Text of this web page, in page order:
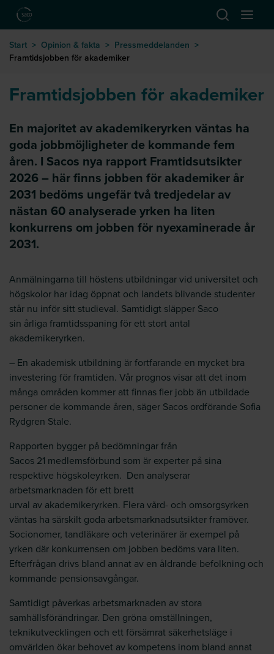
Hoppa till huvudinnehåll Öppna
Start > Opinion & fakta > Pressmeddelanden >
Framtidsjobben för akademiker
Framtidsjobben för akademiker
En majoritet av akademikeryrken väntas ha
goda jobbmöjligheter de kommande fem
åren. I Sacos nya rapport Framtidsutsikter
2026 – här finns jobben för akademiker år
2031 bedöms ungefär två tredjedelar av
nästan 60 analyserade yrken ha liten
konkurrens om jobben för nyexaminerade år
2031.
Anmälningarna till höstens utbildningar vid universitet och
högskolor har idag öppnat och landets blivande studenter
står nu inför sitt studieval. Samtidigt släpper Saco
sin årliga framtidsspaning för ett stort antal
akademikeryrken.
– En akademisk utbildning är fortfarande en mycket bra
investering för framtiden. Vår prognos visar att det inom
många områden kommer att finnas fler jobb än utbildade
personer de kommande åren, säger Sacos ordförande Sofia
Rydgren Stale.
Rapporten bygger på bedömningar från
Sacos 21 medlemsförbund som är experter på sina
respektive högskoleyrken. Den analyserar
arbetsmarknaden för ett brett
urval av akademikeryrken. Flera vård- och omsorgsyrken
väntas ha särskilt goda arbetsmarknadsutsikter framöver.
Socionomer, tandläkare och veterinärer är exempel på
yrken där konkurrensen om jobben bedöms vara liten.
Efterfrågan drivs bland annat av en åldrande befolkning och
kommande pensionsavgångar.
Samtidigt påverkas arbetsmarknaden av stora
samhällsförändringar. Den gröna omställningen,
teknikutvecklingen och ett försämrat säkerhetsläge i
omvärlden ökar behovet av kompetens inom bland annat